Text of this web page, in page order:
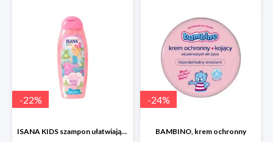
-22%
ISANA KIDS szampon ułatwiający rozczesywanie 200 ml
-24%
BAMBINO, krem ochronny